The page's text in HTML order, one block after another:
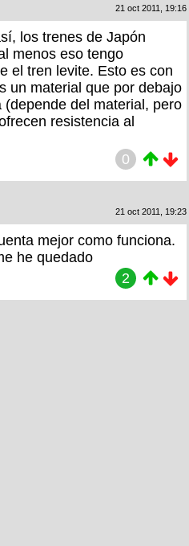
21 oct 2011, 19:16
los trenes de Japón
menos eso tengo
el tren levite. Esto es con
un material que por debajo
del material, pero
resistencia al
0
21 oct 2011, 19:23
mejor como funciona.
he quedado
2